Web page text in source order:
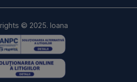
© 2025. Ioana